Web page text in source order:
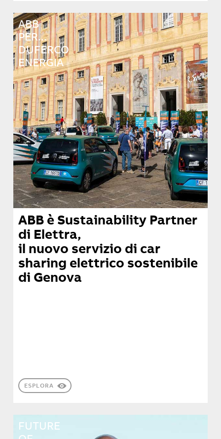
ABB
PER...
DUFERCO
ENERGIA
ABB è Sustainability Partner
di Elettra,
il nuovo servizio di car
sharing elettrico sostenibile
di Genova
ESPLORA
FUTURE